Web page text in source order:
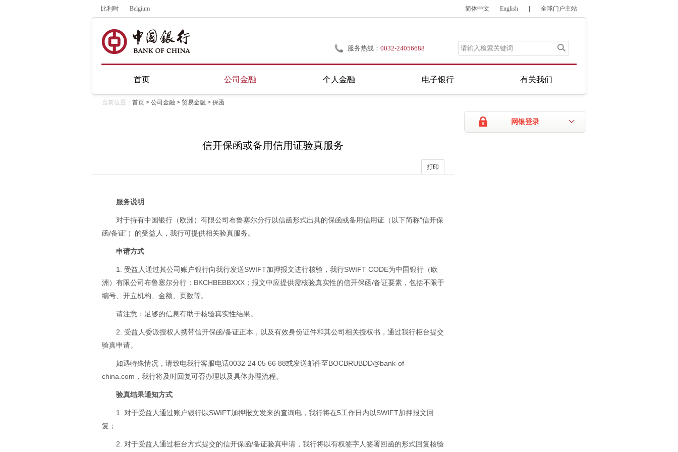
比利时 Belgium 简体中文 English 全球门户主站
服务热线： 0032-24056688
首页 公司金融 个人金融 电子银行 有关我们
当前位置： 首页 > 公司金融 > 贸易金融 > 保函
网银登录
信开保函或备用信用证验真服务
打印
服务说明
对于持有中国银行（欧洲）有限公司布鲁塞尔分行以信函形式出具的保函或备用信用证（以下简称“信开保
函/备证”）的受益人，我行可提供相关验真服务。
申请方式
1. 受益人通过其公司账户银行向我行发送SWIFT加押报文进行核验，我行SWIFT CODE为中国银行（欧
洲）有限公司布鲁塞尔分行：BKCHBEBBXXX；报文中应提供需核验真实性的信开保函/备证要素，包括不限于
编号、开立机构、金额、页数等。
请注意：足够的信息有助于核验真实性结果。
2. 受益人委派授权人携带信开保函/备证正本，以及有效身份证件和其公司相关授权书，通过我行柜台提交
验真申请。
如遇特殊情况，请致电我行客服电话0032-24 05 66 88或发送邮件至BOCBRUBDD@bank-of-
china.com，我行将及时回复可否办理以及具体办理流程。
验真结果通知方式
1. 对于受益人通过账户银行以SWIFT加押报文发来的查询电，我行将在5工作日内以SWIFT加押报文回
复；
2. 对于受益人通过柜台方式提交的信开保函/备证验真申请，我行将以有权签字人签署回函的形式回复核验